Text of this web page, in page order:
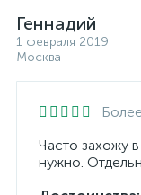
Геннадий
1 февраля 2019
Москва
Часто захожу
нужно.